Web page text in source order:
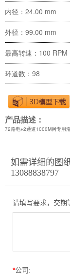
内径：24.00 mm
外径：99.00 mm
最高转速：100 RPM
环道数：98
产品描述：
72路电+2通道1000M网专用